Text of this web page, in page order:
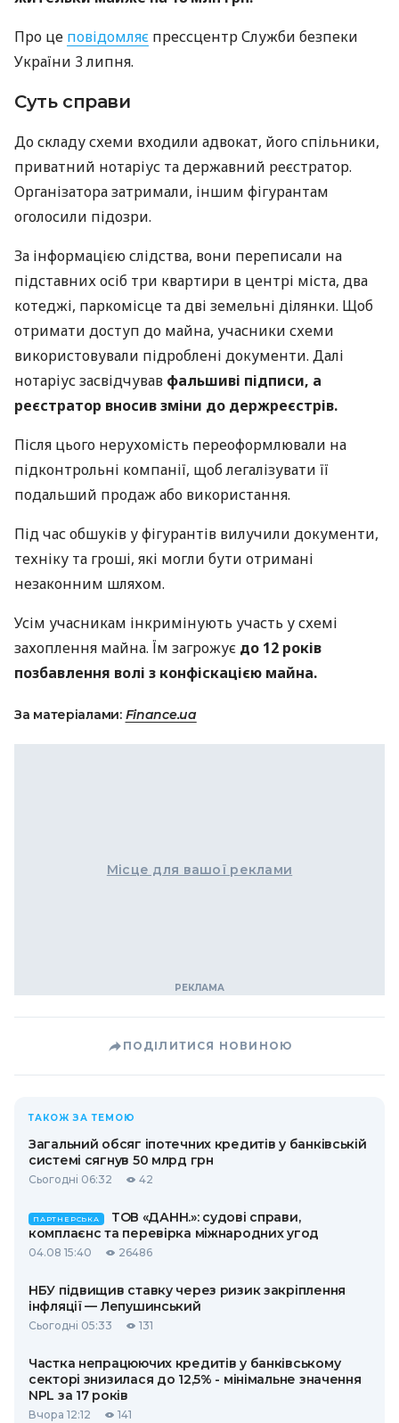
Про це повідомляє прессцентр Служби безпеки
України 3 липня.
Суть справи
До складу схеми входили адвокат, його спільники,
приватний нотаріус та державний реєстратор.
Організатора затримали, іншим фігурантам
оголосили підозри.
За інформацією слідства, вони переписали на
підставних осіб три квартири в центрі міста, два
котеджі, паркомісце та дві земельні ділянки. Щоб
отримати доступ до майна, учасники схеми
використовували підроблені документи. Далі
нотаріус засвідчував фальшиві підписи, а
реєстратор вносив зміни до держреєстрів.
Після цього нерухомість переоформлювали на
підконтрольні компанії, щоб легалізувати її
подальший продаж або використання.
Під час обшуків у фігурантів вилучили документи,
техніку та гроші, які могли бути отримані
незаконним шляхом.
Усім учасникам інкримінують участь у схемі
захоплення майна. Їм загрожує до 12 років
позбавлення волі з конфіскацією майна.
За матеріалами: Finance.ua
Місце для вашої реклами
ПОДІЛИТИСЯ НОВИНОЮ
ТАКОЖ ЗА ТЕМОЮ
Загальний обсяг іпотечних кредитів у банківській
системі сягнув 50 млрд грн
Сьогодні 06:32 42
ПАРТНЕРСЬКА
ТОВ «ДАНН.»: судові справи,
комплаєнс та перевірка міжнародних угод
04.08 15:40 26486
НБУ підвищив ставку через ризик закріплення
інфляції — Лепушинський
Сьогодні 05:33 131
Частка непрацюючих кредитів у банківському
секторі знизилася до 12,5% - мінімальне значення
NPL за 17 років
Вчора 12:12 141